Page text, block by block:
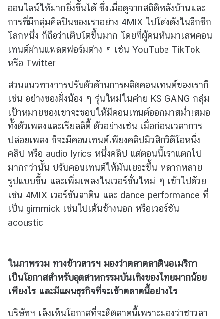
i
c
ติ
ต่
อ
ส
อ
ท
/
ส
ก
ญ
ท
น
ภู
มิ
ภ
า
ออนไลน์ให้มากยิ่งขึ้นได้ ซึ่งเมื่อดูจากสถิติหลังบ้านและ
การที่มีกลุ่มศิลปินของเราอย่าง 4MIX ไปโด่งดังในอีกซีก
โลกหนึ่ง ก็ถือว่าเติบโตขึ้นมาก โดยที่ผู้คนหันมาเสพคอน
เทนต์ผ่านแพลตฟอร์มต่าง ๆ เช่น YouTube TikTok
หรือ Twitter
ส่วนแนวทางการปรับตัวด้านการผลิตคอนเทนต์ของเราก็
เช่น อย่างของฝั่งน้อง ๆ รุ่นใหม่ในค่าย KS GANG กลุ่ม
เป้าหมายของเขาจะชอบให้มีคอนเทนต์ออกมาสม่ำเสมอ
ทั้งตัวเพลงและเรียลลิตี้ ตัวอย่างเช่น เมื่อก่อนเวลาการ
ปล่อยเพลง ก็จะมีคอนเทนต์เพียงคลิปมิวสิกวิดีโอหนึ่ง
คลิป หรือ audio lyrics หนึ่งคลิป แต่ตอนนี้เราแตกไป
มากกว่านั้น ปรับคอนเทนต์ให้มันเยอะขึ้น หลากหลาย
รูปแบบขึ้น และเพิ่มเพลงในเวอร์ชั่นใหม่ ๆ เข้าไปด้วย
เช่น 4MIX เวอร์ชันลาติน และ dance performance ที่
เป็น gimmick เช่นไปเต้นข้างนอก หรือเวอร์ชัน
acoustic
ในภาพรวม ทางข้าวสารฯ มองว่าตลาดลาตินอเมริกา
เป็นโอกาสสำหรับอุตสาหกรรมบันเทิงของไทยมากน้อย
เพียงไร และมีแผนธุรกิจที่จะเข้าตลาดนี้อย่างไร
บริษัทฯ เล็งเห็นโอกาสที่จะตีตลาดนี้เพราะมองว่าชาวลา